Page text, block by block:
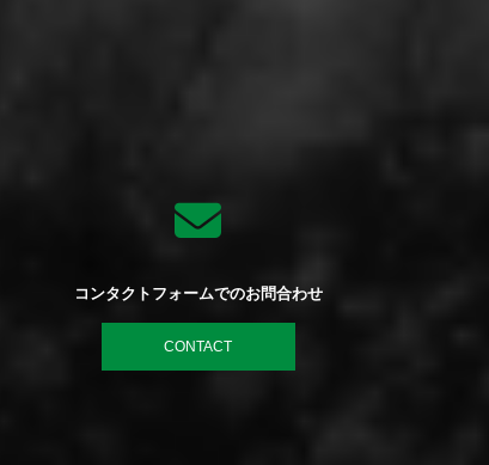
コンタクトフォームでのお問合わせ
CONTACT